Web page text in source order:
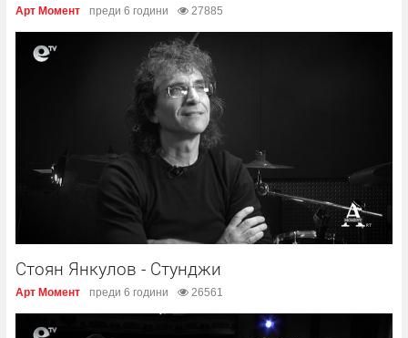
Арт Момент преди 6 години 27885
Стоян Янкулов - Стунджи
Арт Момент преди 6 години 26561